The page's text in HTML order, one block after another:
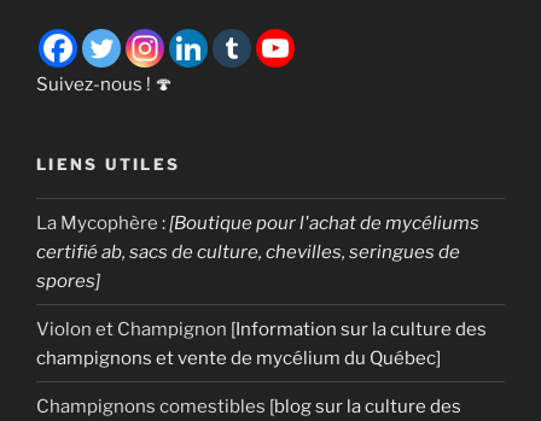
Suivez-nous ! 🍄
LIENS UTILES
La Mycophère :[Boutique pour l'achat de mycéliums
certifié ab, sacs de culture, chevilles, seringues de
spores]
Violon et Champignon [Information sur la culture des
champignons et vente de mycélium du Québec]
Champignons comestibles [blog sur la culture des